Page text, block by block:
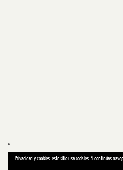
Privacidad y cookies: este sitio usa cookies. Si continúas